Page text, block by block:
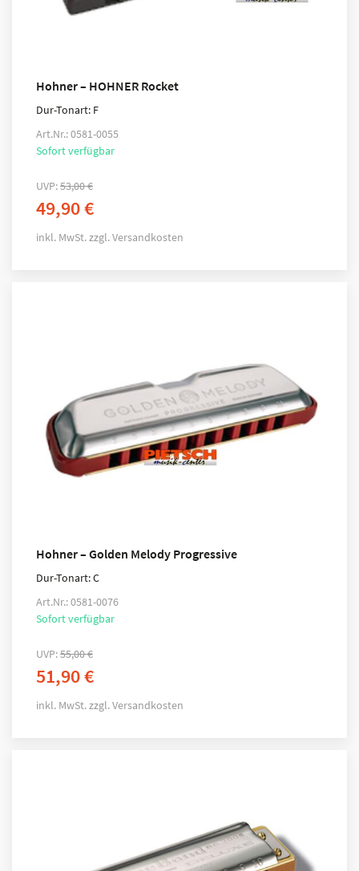
Hohner – HOHNER Rocket
Dur-Tonart: F
Art.Nr.: 0581-0055
Sofort verfügbar
UVP:53,00€
49,90€
inkl. MwSt. zzgl.Versandkosten
Hohner – Golden Melody Progressive
Dur-Tonart: C
Art.Nr.: 0581-0076
Sofort verfügbar
UVP:55,00€
51,90€
inkl. MwSt.zzgl.Versandkosten